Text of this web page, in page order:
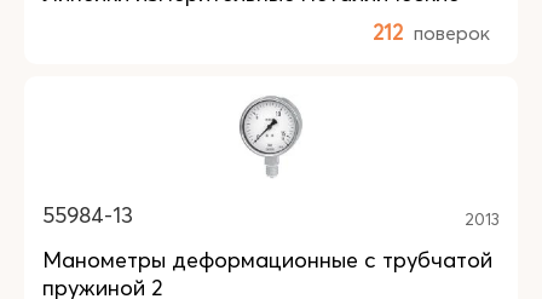
212 поверок
55984-13 2013
Манометры деформационные с трубчатой
пружиной 2